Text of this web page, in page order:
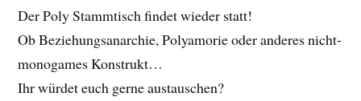
Der Poly Stammtisch findet wieder statt!
Ob Beziehungsanarchie, Polyamorie oder anderes nicht-
monogames Konstrukt…
Ihr würdet euch gerne austauschen?